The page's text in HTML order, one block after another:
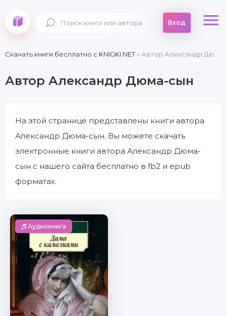
Вход
Скачать книги бесплатно c KNIGKI.NET» Автор Александр Дюма-сын
Автор Александр Дюма-сын
На этой странице представлены книги автора
Александр Дюма-сын. Вы можете скачать
электронные книги автора Александр Дюма-
сын с нашего сайта бесплатно в fb2 и epub
форматах.
Аудиокнига